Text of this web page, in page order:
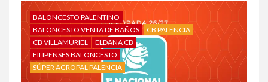
BALONCESTO PALENTINO
BALONCESTO VENTA DE BAÑOS
CB PALENCIA
CB VILLAMURIEL
ELDANA CB
FILIPENSES BALONCESTO
SÚPER AGROPAL PALENCIA